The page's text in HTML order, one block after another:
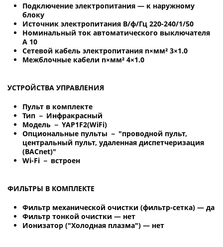
Подключение электропитания — к наружному
блоку
Источник электропитания В/ф/Гц 220-240/1/50
Номинальный ток автоматического выключателя
A 10
Сетевой кабель электропитания n×мм² 3×1.0
Межблочные кабели n×мм² 4×1.0
УСТРОЙСТВА УПРАВЛЕНИЯ
Пульт в комплекте
Тип － Инфракрасный
Модель － YAP1F2(WiFi)
Опциональные пульты － "проводной пульт,
центральный пульт, удаленная диспетчеризация
(BACnet)"
Wi-Fi － встроен
ФИЛЬТРЫ В КОМПЛЕКТЕ
Фильтр механической очистки (фильтр-сетка) — да
Фильтр тонкой очистки — нет
Ионизатор ("Холодная плазма") — нет